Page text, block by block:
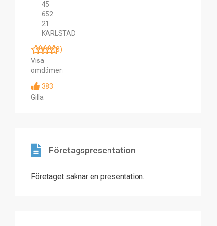
45
652
21
KARLSTAD
(0)
Visa
omdömen
383
Gilla
Företagspresentation
Företaget saknar en presentation.